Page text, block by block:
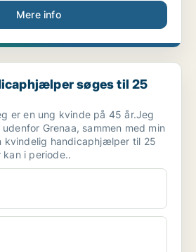
Mere info
søges til 25 timer ugent...
søges til 25
er en ung kvinde på 45 år.Jeg
Grenaa, sammen med min
kvindelig handicaphjælper til 25
i periode..